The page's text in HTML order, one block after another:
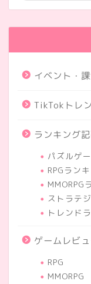
イベント・
TikTokトレ
ランキング
パズルゲ
RPGラン
MMORPG
ストラテ
トレンド
ゲームレビ
RPG
MMORPG